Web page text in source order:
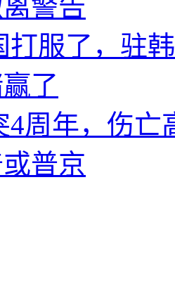
警告
打服了，驻
了
4周年，伤亡
普京